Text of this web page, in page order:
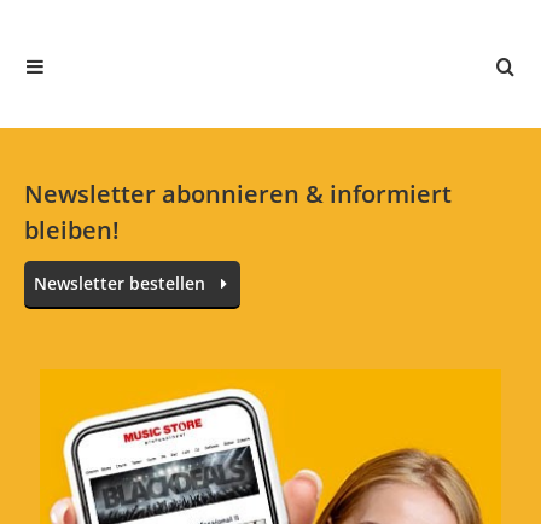
Das ist was zum Blättern und Informieren. Es
werden die großen Gitarristen beschrieben,
mit deren eigener Geschichte, Bandhistorie,
sowie deren Instrumente, Amps, Boxen,
Effects, etc. Hier ist für jeden was drin, der
Preis/Leistung
0 von 0 fanden diese Rezension hilfreich
War diese Rezension hilfreich?
Newsletter abonnieren & informiert
bleiben!
Newsletter bestellen